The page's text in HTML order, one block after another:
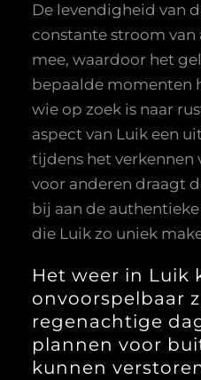
De levendigheid van
constante stroom
mee, waardoor het
bepaalde momenten
wie op zoek is naar
aspect van Luik een
tijdens het verkennen
voor anderen draagt
bij aan de
die Luik zo uniek
Het weer in Luik
onvoorspelbaar
regenachtige
plannen voor
kunnen